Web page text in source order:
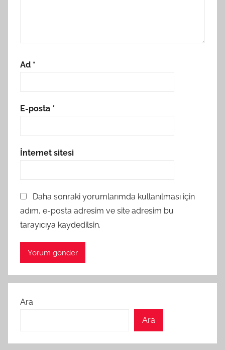
Ad *
E-posta *
İnternet sitesi
Daha sonraki yorumlarımda kullanılması için
adım, e-posta adresim ve site adresim bu
tarayıcıya kaydedilsin.
Ara
Ara